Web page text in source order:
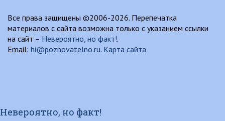
Все права защищены ©2006-2026. Перепечатка
материалов с сайта возможна только с указанием ссылки
на сайт – Невероятно, но факт!.
Email: hi@poznovatelno.ru. Карта сайта
Невероятно, но факт!